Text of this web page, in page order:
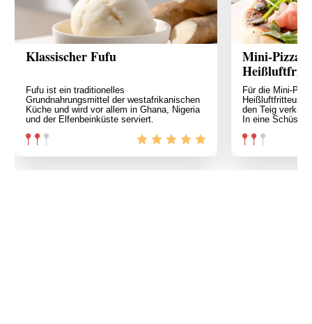
Klassischer Fufu
Fufu ist ein traditionelles
Grundnahrungsmittel der westafrikanischen
Küche und wird vor allem in Ghana, Nigeria
und der Elfenbeinküste serviert.
Mini-Pizza
Für die Mini-
Heißluftfritteuse
den Teig
In eine Schüssel